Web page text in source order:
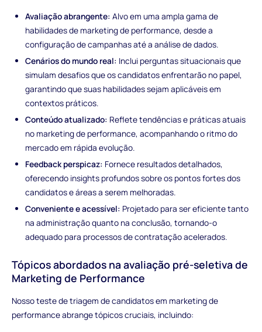
Avaliação abrangente: Alvo em uma ampla gama de
habilidades de marketing de performance, desde a
configuração de campanhas até a análise de dados.
Cenários do mundo real: Inclui perguntas situacionais que
simulam desafios que os candidatos enfrentarão no papel,
garantindo que suas habilidades sejam aplicáveis em
contextos práticos.
Conteúdo atualizado: Reflete tendências e práticas atuais
no marketing de performance, acompanhando o ritmo do
mercado em rápida evolução.
Feedback perspicaz: Fornece resultados detalhados,
oferecendo insights profundos sobre os pontos fortes dos
candidatos e áreas a serem melhoradas.
Conveniente e acessível: Projetado para ser eficiente tanto
na administração quanto na conclusão, tornando-o
adequado para processos de contratação acelerados.
Tópicos abordados na avaliação pré-seletiva de
Marketing de Performance
Nosso teste de triagem de candidatos em marketing de
performance abrange tópicos cruciais, incluindo: